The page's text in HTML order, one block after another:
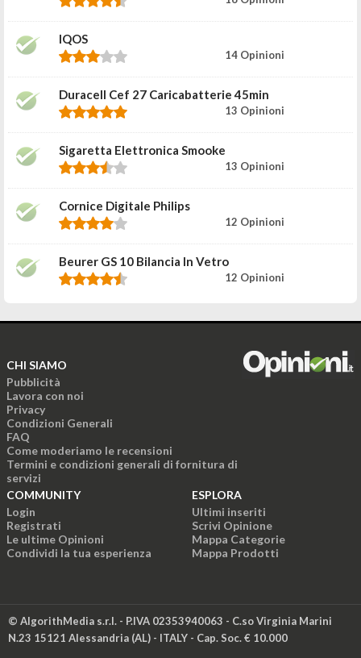
IQOS
14 Opinioni
Duracell Cef 27 Caricabatterie 45min
13 Opinioni
Sigaretta Elettronica Smooke
13 Opinioni
Cornice Digitale Philips
12 Opinioni
Beurer GS 10 Bilancia In Vetro
12 Opinioni
CHI SIAMO
Pubblicità
Lavora con noi
Privacy
Condizioni Generali
FAQ
Come moderiamo le recensioni
Termini e condizioni generali di fornitura di
servizi
COMMUNITY
Login
Registrati
Le ultime Opinioni
Condividi la tua esperienza
ESPLORA
Ultimi inseriti
Scrivi Opinione
Mappa Categorie
Mappa Prodotti
© AlgorithMedia s.r.l. - P.IVA 02353940063 - C.so Virginia Marini
N.23 15121 Alessandria (AL) - ITALY - Cap. Soc. € 10.000